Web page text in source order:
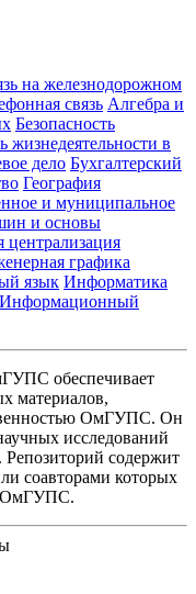
на железнодорожном
связь Алгебра и
Безопасность
жизнедеятельности в
дело Бухгалтерский
География
и муниципальное
и основы
централизация
графика
язык Информатика
Информационный
обеспечивает
материалов,
ОмГУПС. Он
исследований
содержит
соавторами которых
ОмГУПС.